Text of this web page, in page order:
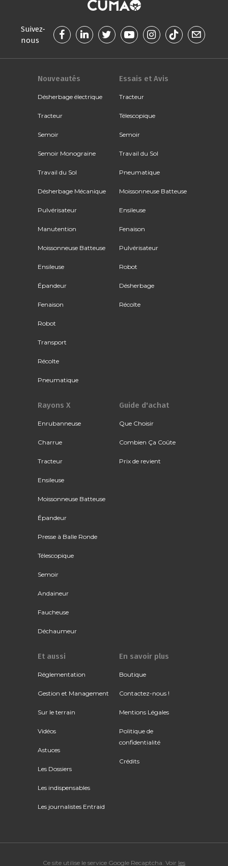
Suivez-
nous
Nouveautés
Désherbage électrique
Tracteur
Semoir
Semoir Monograine
Travail du Sol
Désherbage Mécanique
Pulvérisateur
Manutention
Moissonneuse Batteuse
Ensileuse
Épandeur
Fenaison
Robot
Transport
Récolte
Pneumatique
Essais et Avis
Tracteur
Télescopique
Semoir
Travail du Sol
Pneumatique
Moissonneuse Batteuse
Ensileuse
Fenaison
Pulvérisateur
Robot
Désherbage
Récolte
Rayons X
Enrubanneuse
Charrue
Tracteur
Ensileuse
Moissonneuse Batteuse
Épandeur
Presse à Balle Ronde
Télescopique
Semoir
Andaineur
Faucheuse
Déchaumeur
Guide d'achat
Que Choisir
Combien Ça Coûte
Prix de revient
Et aussi
Réglementation
Gestion et Management
Sur le terrain
Vidéos
Astuces
Les Dossiers
Les indispensables
Les journalistes Entraid
En savoir plus
Boutique
Contactez-nous !
Mentions Légales
Politique de
confidentialité
Crédits
Ce site utilise le service Google Recaptcha. Voir les